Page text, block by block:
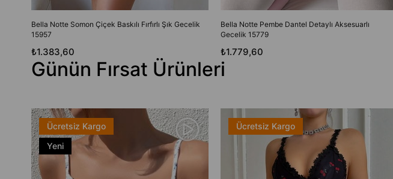
Bella Notte Somon Çiçek Baskılı Fırfırlı Şık Gecelik
15957
₺1.383,60
Bella Notte Pembe Dantel Detaylı Aksesuarlı
Gecelik 15779
₺1.779,60
Günün Fırsat Ürünleri
Ücretsiz Kargo
Yeni
Ürün
Ücretsiz Kargo